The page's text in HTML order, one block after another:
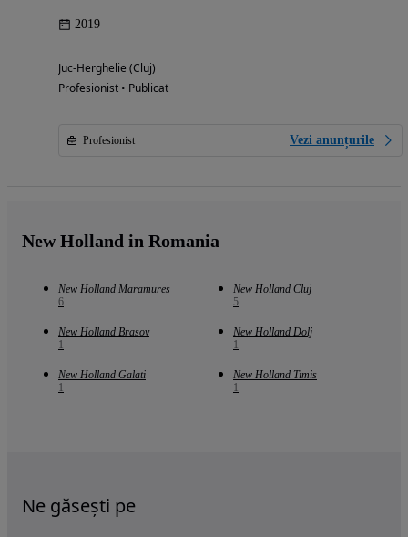
2019
Juc-Herghelie (Cluj)
Profesionist • Publicat
Profesionist Vezi anunțurile
New Holland in Romania
New Holland Maramures
6
New Holland Cluj
5
New Holland Brasov
1
New Holland Dolj
1
New Holland Galati
1
New Holland Timis
1
Ne găsești pe